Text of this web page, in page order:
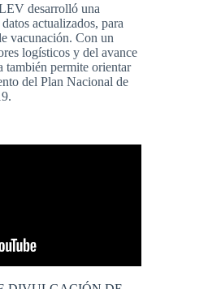
desarrolló una
actualizados, para
vacunación. Con un
logísticos y del avance
también permite orientar
del Plan Nacional de